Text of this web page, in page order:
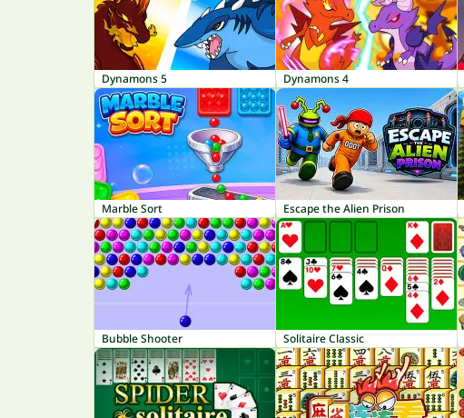
Dynamons 5 Dynamons 4
Marble Sort Escape the Alien Prison
Bubble Shooter Solitaire Classic